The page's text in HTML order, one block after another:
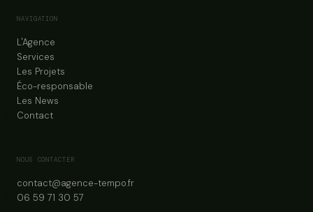
NAVIGATION
L'Agence
Services
Les Projets
Éco-responsable
Les News
Contact
NOUS CONTACTER
contact@agence-tempo.fr
06 59 71 30 57